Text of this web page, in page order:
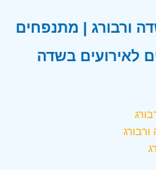
ורבורג | מתנפחים
לאירועים בשדה